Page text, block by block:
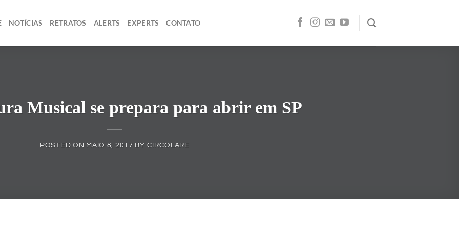
NOTÍCIAS RETRATOS ALERTS EXPERTS CONTATO
Musical se prepara para abrir em SP
POSTED ON MAIO 8, 2017 BY CIRCOLARE